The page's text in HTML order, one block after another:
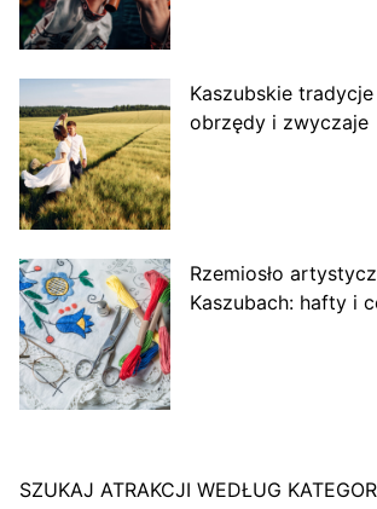
Kaszubskie
obrzędy i zwyczaje
Rzemiosło
Kaszubach: hafty i
SZUKAJ ATRAKCJI WEDŁUG